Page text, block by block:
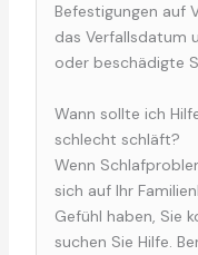
Befestigungen auf
das Verfallsdatum
oder beschädigte
Wann sollte ich
schlecht schläft?
Wenn
sich auf Ihr
Gefühl haben, Sie
suchen Sie Hilfe.